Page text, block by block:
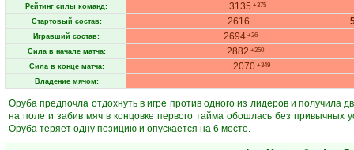
Рейтинг силы команд: 3135 +375
Стартовый состав: 2616
Игравший состав: 2694 +26
Сила в начале матча: 2882 +250
Сила в конце матча: 2070+349
Владение мячом:
Оруба предпочла отдохнуть в игре против одного из лидеров и получила
на поле и забив мяч в концовке первого тайма обошлась без
Оруба теряет одну позицию и опускается на 6 место.